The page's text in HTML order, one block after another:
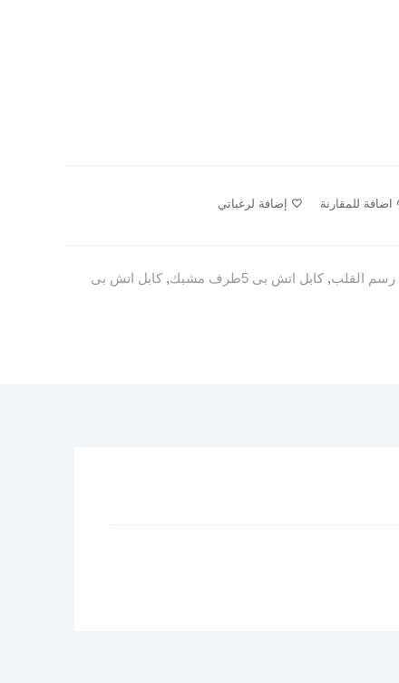
اضافة للمقارنة إضافة لرغباتي
رسم القلب, كابل اتش بى 5طرف مشبك , كابل اتش بى